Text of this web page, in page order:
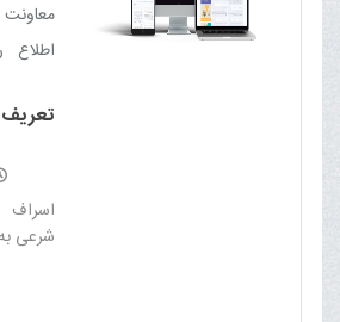
معاونت
تعریف
اسراف
شرعی